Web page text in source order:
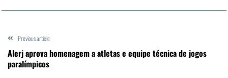
Previous article
Alerj aprova homenagem a atletas e equipe técnica de jogos
paralímpicos